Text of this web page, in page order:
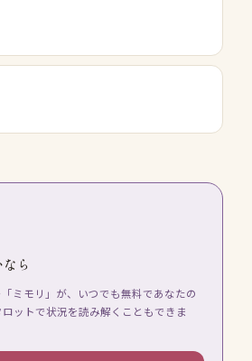
ら
ミモリ」が、いつでも無料であなたの
ットで状況を読み解くこともできま